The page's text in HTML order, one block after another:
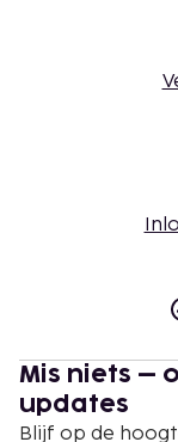
Mis niets –
updates
Blijf op de